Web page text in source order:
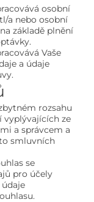
osobní
a nebo osobní
základě plnění
Vaše
a údaje
rozsahu
vyplývajících ze
a správcem a
smluvních
se
pro účely